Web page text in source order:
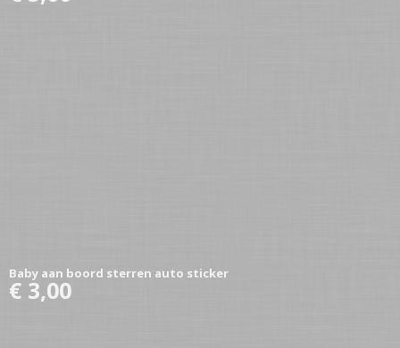
Baby aan boord sterren auto sticker
€ 3,00